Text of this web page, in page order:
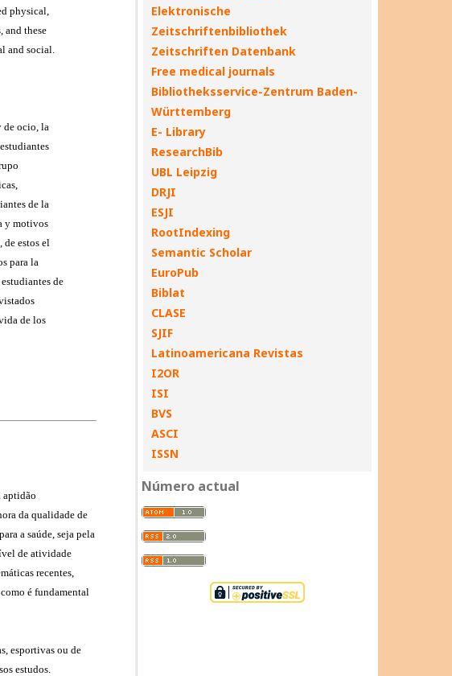
Elektronische
Zeitschriftenbibliothek
Zeitschriften Datenbank
Free medical journals
Bibliotheksservice-Zentrum Baden-
Württemberg
E- Library
ResearchBib
UBL Leipzig
DRJI
ESJI
RootIndexing
Semantic Scholar
EuroPub
Biblat
CLASE
SJIF
Latinoamericana Revistas
I2OR
ISI
BVS
ASCI
ISSN
Número actual